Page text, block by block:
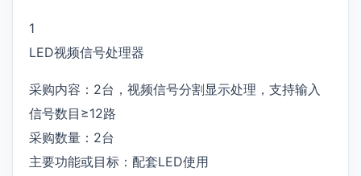
1
LED视频信号处理器
采购内容：2台，视频信号分割显示处理，支持输入
信号数目≥12路
采购数量：2台
主要功能或目标：配套LED使用